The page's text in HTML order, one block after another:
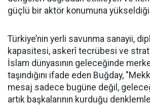
güçlü bir aktör konumuna
Türkiye’nin yerli savunma sanayii,
kapasitesi, askerî tecrübesi ve
İslam dünyasının geleceğinde
taşındığını ifade eden Buğday,
mesaj sadece bugüne değil,
artık başkalarının kurduğu